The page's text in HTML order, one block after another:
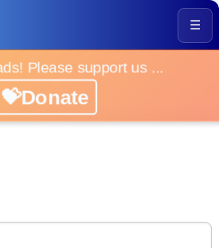
☰
Please support us ...
💝Donate